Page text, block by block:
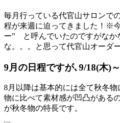
毎月行っている代官山サロンで
程が来週に迫ってきました！※
ー” と呼んでいたのですがなか
な。。。と思って代官山オーダ
9月の日程ですが､9/18(木)～
8月以降は基本的には全て秋冬
物に比べて素材感が凹凸がある
が秋冬物の特長です。